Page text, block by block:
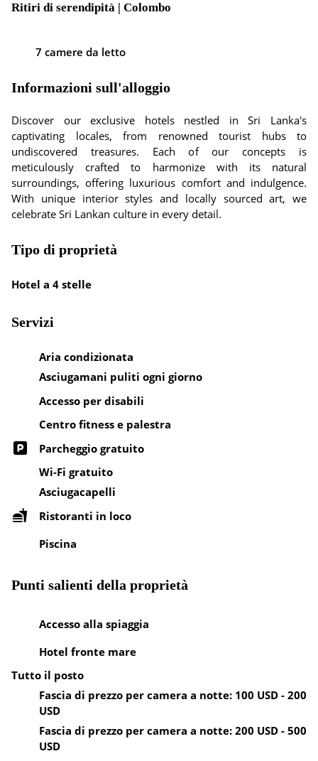
Ritiri di serendipità | Colombo
7 camere da letto
Informazioni sull'alloggio
Discover our exclusive hotels nestled in Sri Lanka's
captivating locales, from renowned tourist hubs to
undiscovered treasures. Each of our concepts is
meticulously crafted to harmonize with its natural
surroundings, offering luxurious comfort and indulgence.
With unique interior styles and locally sourced art, we
celebrate Sri Lankan culture in every detail.
Tipo di proprietà
Hotel a 4 stelle
Servizi
Aria condizionata
Asciugamani puliti ogni giorno
Accesso per disabili
Centro fitness e palestra
Parcheggio gratuito
Wi-Fi gratuito
Asciugacapelli
Ristoranti in loco
Piscina
Punti salienti della proprietà
Accesso alla spiaggia
Hotel fronte mare
Tutto il posto
Fascia di prezzo per camera a notte: 100 USD - 200
USD
Fascia di prezzo per camera a notte: 200 USD - 500
USD